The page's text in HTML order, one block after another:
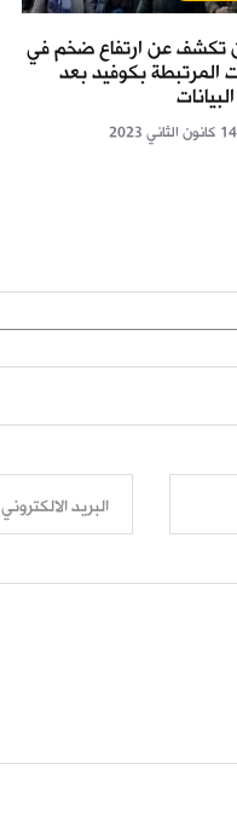
تكشف عن ارتفاع ضخم في
المرتبطة بكوفيد بعد
14 كانون الثاني 2023
البريد الالكتروني